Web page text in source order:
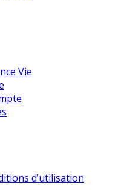
Vie
d’utilisation